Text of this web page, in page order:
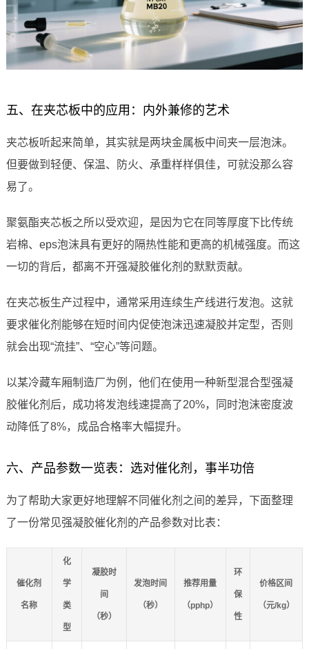
五、在夹芯板中的应用：内外兼修的艺术
夹芯板听起来简单，其实就是两块金属板中间夹一层泡沫。
但要做到轻便、保温、防火、承重样样俱佳，可就没那么容
易了。
聚氨酯夹芯板之所以受欢迎，是因为它在同等厚度下比传统
岩棉、eps泡沫具有更好的隔热性能和更高的机械强度。而这
一切的背后，都离不开强凝胶催化剂的默默贡献。
在夹芯板生产过程中，通常采用连续生产线进行发泡。这就
要求催化剂能够在短时间内促使泡沫迅速凝胶并定型，否则
就会出现“流挂”、“空心”等问题。
以某冷藏车厢制造厂为例，他们在使用一种新型混合型强凝
胶催化剂后，成功将发泡线速提高了20%，同时泡沫密度波
动降低了8%，成品合格率大幅提升。
六、产品参数一览表：选对催化剂，事半功倍
为了帮助大家更好地理解不同催化剂之间的差异，下面整理
了一份常见强凝胶催化剂的产品参数对比表：
催化剂
名称
化
学
类
型
凝胶时
间
（秒）
发泡时间
（秒）
推荐用量
（pphp）
环
保
性
价格区间
（元/kg）